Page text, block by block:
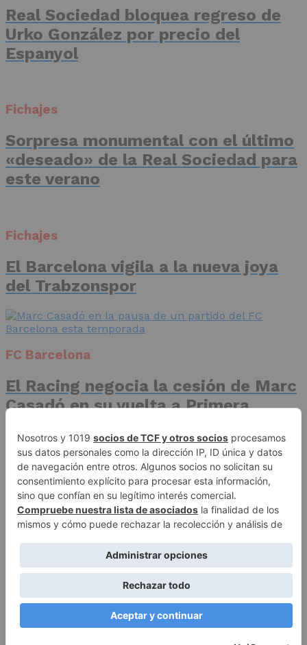
Real Sociedad bloquea regreso de
Urko González por precio del
Espanyol
Fichajes
Sorpresa monumental con el último
«deseado» de la Real Sociedad para
este verano
Fichajes
El Barcelona vigila a la nueva joya
del Trabzonspor
FC Barcelona
El Racing negocia la cesión de Marc
Casadó en su vuelta a Primera
Advertisement
Publicidad
Aviso legal
Política de privacidad
Autores
Contacto
Política editorial
Quiénes somos
ACCESO REDACCIÓN
Automatizaciones, SL
To Top